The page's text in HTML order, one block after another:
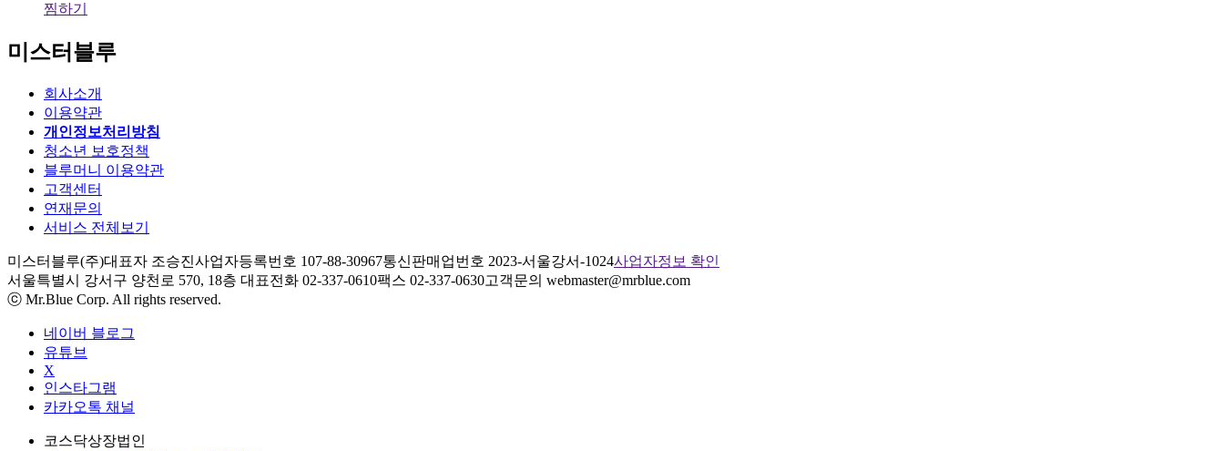
찜하기
미스터블루
회사소개
이용약관
개인정보처리방침
청소년 보호정책
블루머니 이용약관
고객센터
연재문의
서비스 전체보기
미스터블루(주)대표자 조승진사업자등록번호 107-88-30967통신판매업번호 2023-서울강서-1024사업자정보 확인
서울특별시 강서구 양천로 570, 18층 대표전화 02-337-0610팩스 02-337-0630고객문의 webmaster@mrblue.com
ⓒ Mr.Blue Corp. All rights reserved.
네이버 블로그
유튜브
X
인스타그램
카카오톡 채널
코스닥상장법인